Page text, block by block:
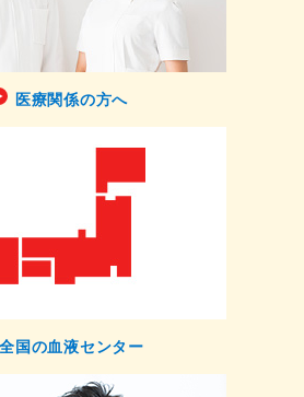
医療関係の方へ
全国の血液センター